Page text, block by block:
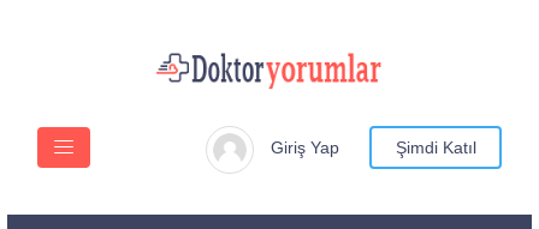
Giriş Yap Şimdi Katıl